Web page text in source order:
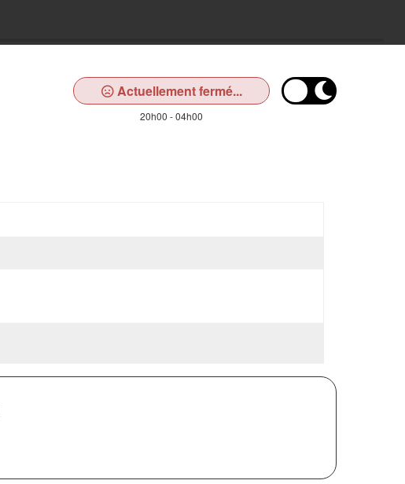
Actuellement fermé...
20h00 - 04h00